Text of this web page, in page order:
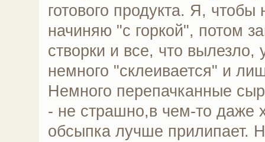
готового продукта. Я,
начиняю "с горкой", потом
створки и все, что вылезло,
немного "склеивается" и
Немного перепачканные
- не страшно,в чем-то даже
обсыпка лучше прилипает.